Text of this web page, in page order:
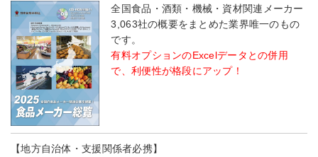
全国食品・酒類・機械・資材関連メーカー
3,063社の概要をまとめた業界唯一のもの
です。
有料オプションのExcelデータとの併用
で、利便性が格段にアップ！
【地方自治体・支援関係者必携】